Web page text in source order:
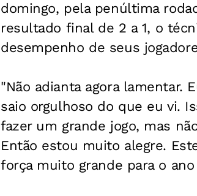
domingo, pela penúltima
resultado final de 2 a 1, o
desempenho de seus
"Não adianta agora lamentar.
saio orgulhoso do que eu vi.
fazer um grande jogo, mas
Então estou muito alegre.
força muito grande para o